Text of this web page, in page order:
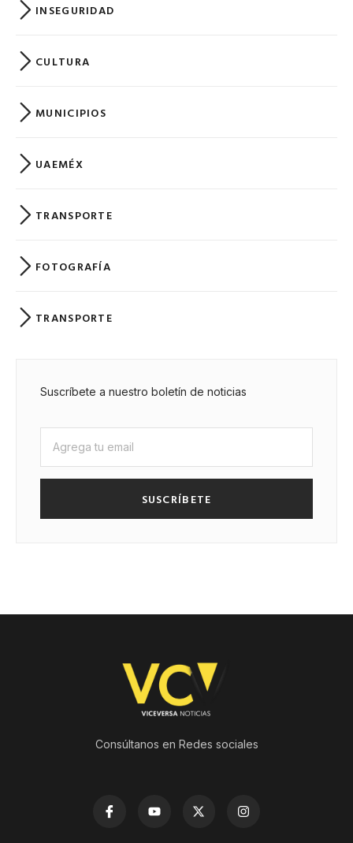
INSEGURIDAD
CULTURA
MUNICIPIOS
UAEMÉX
TRANSPORTE
FOTOGRAFÍA
TRANSPORTE
Suscríbete a nuestro boletín de noticias
SUSCRÍBETE
Consúltanos en Redes sociales